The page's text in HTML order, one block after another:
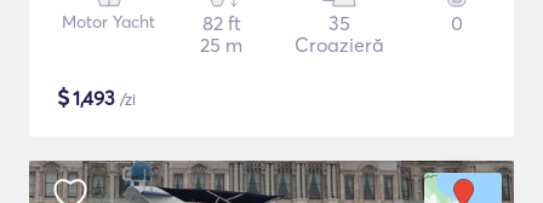
Motor Yacht
82 ft
25 m
35
Croazieră
0
$1,493 /zi